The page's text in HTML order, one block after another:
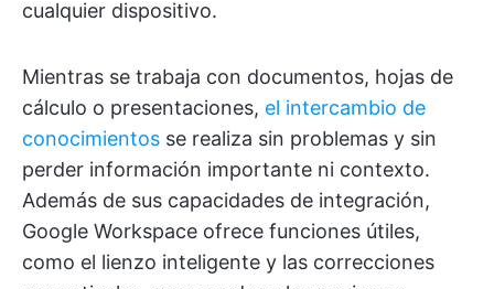
cualquier dispositivo.
Mientras se trabaja con documentos, hojas de
cálculo o presentaciones, el intercambio de
conocimientos se realiza sin problemas y sin
perder información importante ni contexto.
Además de sus capacidades de integración,
Google Workspace ofrece funciones útiles,
como el lienzo inteligente y las correcciones